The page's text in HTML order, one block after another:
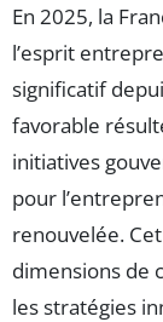
En 2025, la
l’esprit
significatif
favorable
initiatives
pour
renouvelée.
dimensions de
les stratégies